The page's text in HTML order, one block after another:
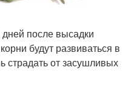
после высадки
будут развиваться в
страдать от засушливых